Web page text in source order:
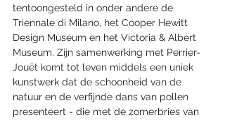
tentoongesteld in onder andere de
Triennale di Milano, het Cooper Hewitt
Design Museum en het Victoria & Albert
Museum. Zijn samenwerking met Perrier-
Jouët komt tot leven middels een uniek
kunstwerk dat de schoonheid van de
natuur en de verfijnde dans van pollen
presenteert - die met de zomerbries van